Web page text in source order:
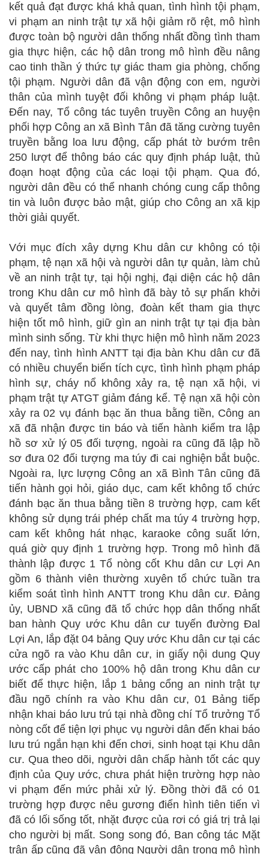
kết quả đạt được khá khả quan, tình hình tội phạm,
vi phạm an ninh trật tự xã hội giảm rõ rệt, mô hình
được toàn bộ người dân thống nhất đồng tình tham
gia thực hiện, các hộ dân trong mô hình đều nâng
cao tinh thần ý thức tự giác tham gia phòng, chống
tội phạm. Người dân đã vận động con em, người
thân của mình tuyệt đối không vi phạm pháp luật.
Đến nay, Tổ công tác tuyên truyền Công an huyện
phối hợp Công an xã Bình Tân đã tăng cường tuyên
truyền bằng loa lưu động, cấp phát tờ bướm trên
250 lượt để thông báo các quy định pháp luật, thủ
đoạn hoạt động của các loại tội phạm. Qua đó,
người dân đều có thể nhanh chóng cung cấp thông
tin và luôn được bảo mật, giúp cho Công an xã kịp
thời giải quyết.
Với mục đích xây dựng Khu dân cư không có tội
phạm, tệ nạn xã hội và người dân tự quản, làm chủ
về an ninh trật tự, tại hội nghị, đại diện các hộ dân
trong Khu dân cư mô hình đã bày tỏ sự phấn khởi
và quyết tâm đồng lòng, đoàn kết tham gia thực
hiện tốt mô hình, giữ gìn an ninh trật tự tại địa bàn
mình sinh sống. Từ khi thực hiện mô hình năm 2023
đến nay, tình hình ANTT tại địa bàn Khu dân cư đã
có nhiều chuyển biến tích cực, tình hình phạm pháp
hình sự, cháy nổ không xảy ra, tệ nạn xã hội, vi
phạm trật tự ATGT giảm đáng kể. Tệ nạn xã hội còn
xảy ra 02 vụ đánh bạc ăn thua bằng tiền, Công an
xã đã nhận được tin báo và tiến hành kiểm tra lập
hồ sơ xử lý 05 đối tượng, ngoài ra cũng đã lập hồ
sơ đưa 02 đối tượng ma túy đi cai nghiện bắt buộc.
Ngoài ra, lực lượng Công an xã Bình Tân cũng đã
tiến hành gọi hỏi, giáo dục, cam kết không tổ chức
đánh bạc ăn thua bằng tiền 8 trường hợp, cam kết
không sử dụng trái phép chất ma túy 4 trường hợp,
cam kết không hát nhạc, karaoke công suất lớn,
quá giờ quy định 1 trường hợp. Trong mô hình đã
thành lập được 1 Tổ nòng cốt Khu dân cư Lợi An
gồm 6 thành viên thường xuyên tổ chức tuần tra
kiểm soát tình hình ANTT trong Khu dân cư. Đảng
ủy, UBND xã cũng đã tổ chức họp dân thống nhất
ban hành Quy ước Khu dân cư tuyến đường Đal
Lợi An, lắp đặt 04 bảng Quy ước Khu dân cư tại các
cửa ngõ ra vào Khu dân cư, in giấy nội dung Quy
ước cấp phát cho 100% hộ dân trong Khu dân cư
biết để thực hiện, lắp 1 bảng cổng an ninh trật tự
đầu ngõ chính ra vào Khu dân cư, 01 Bảng tiếp
nhận khai báo lưu trú tại nhà đồng chí Tổ trưởng Tổ
nòng cốt để tiện lợi phục vụ người dân đến khai báo
lưu trú ngắn hạn khi đến chơi, sinh hoạt tại Khu dân
cư. Qua theo dõi, người dân chấp hành tốt các quy
định của Quy ước, chưa phát hiện trường hợp nào
vi phạm đến mức phải xử lý. Đồng thời đã có 01
trường hợp được nêu gương điển hình tiên tiến vì
đã có lối sống tốt, nhặt được của rơi có giá trị trả lại
cho người bị mất. Song song đó, Ban công tác Mặt
trận ấp cũng đã vận động Người dân trong mô hình